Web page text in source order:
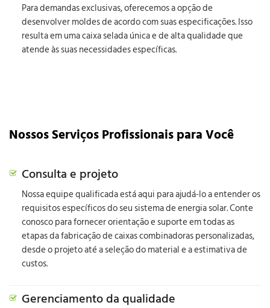
Para demandas exclusivas, oferecemos a opção de
desenvolver moldes de acordo com suas especificações. Isso
resulta em uma caixa selada única e de alta qualidade que
atende às suas necessidades específicas.
Nossos Serviços Profissionais para Você
Consulta e projeto
Nossa equipe qualificada está aqui para ajudá-lo a entender os
requisitos específicos do seu sistema de energia solar. Conte
conosco para fornecer orientação e suporte em todas as
etapas da fabricação de caixas combinadoras personalizadas,
desde o projeto até a seleção do material e a estimativa de
custos.
Gerenciamento da qualidade